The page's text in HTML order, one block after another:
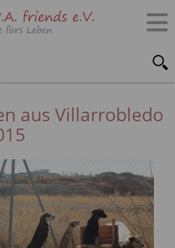
aus Villarrobledo